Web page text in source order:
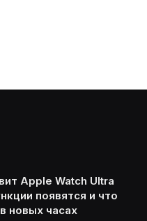
Apple Watch Ultra
появятся и что
новых часах